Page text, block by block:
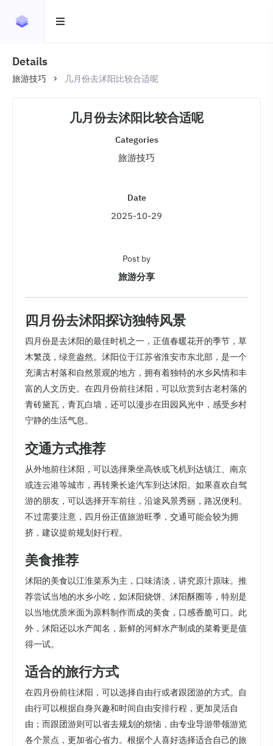
Details
旅游技巧 几月份去沭阳比较合适呢
几月份去沭阳比较合适呢
Categories
旅游技巧
Date
2025-10-29
Post by
旅游分享
四月份去沭阳探访独特风景
四月份是去沭阳的最佳时机之一，正值春暖花开的季节，草
木繁茂，绿意盎然。沭阳位于江苏省淮安市东北部，是一个
充满古村落和自然景观的地方，拥有着独特的水乡风情和丰
富的人文历史。在四月份前往沭阳，可以欣赏到古老村落的
青砖黛瓦，青瓦白墙，还可以漫步在田园风光中，感受乡村
宁静的生活气息。
交通方式推荐
从外地前往沭阳，可以选择乘坐高铁或飞机到达镇江、南京
或连云港等城市，再转乘长途汽车到达沭阳。如果喜欢自驾
游的朋友，可以选择开车前往，沿途风景秀丽，路况便利。
不过需要注意，四月份正值旅游旺季，交通可能会较为拥
挤，建议提前规划好行程。
美食推荐
沭阳的美食以江淮菜系为主，口味清淡，讲究原汁原味。推
荐尝试当地的水乡小吃，如沭阳烧饼、沭阳酥圈等，特别是
以当地优质米面为原料制作而成的美食，口感香脆可口。此
外，沭阳还以水产闻名，新鲜的河鲜水产制成的菜肴更是值
得一试。
适合的旅行方式
在四月份前往沭阳，可以选择自由行或者跟团游的方式。自
由行可以根据自身兴趣和时间自由安排行程，更加灵活自
由；而跟团游则可以省去规划的烦恼，由专业导游带领游览
各个景点，更加省心省力。根据个人喜好选择适合自己的旅